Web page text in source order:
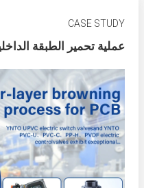
CASE STUDY
عملية تحمير الطبقة